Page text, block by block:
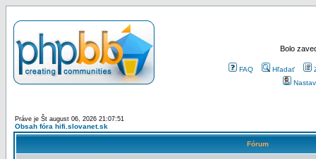
Bolo
FAQ Hľadať
Práve je Št august 06, 2026 21:07:51
Obsah fóra hifi.slovanet.sk
Fórum